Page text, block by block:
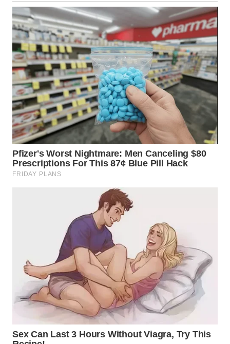
WN
LANGKAT
WN
TAPANULI
SELATAN
WN
TANJUNG
LESUNG
KARO
LABUHANBATU
WN
TAPANULI
TENGAH
SERDANG